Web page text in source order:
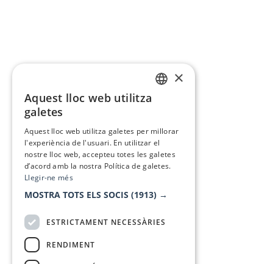
×
Aquest lloc web utilitza
galetes
Aquest lloc web utilitza galetes per millorar
l'experiència de l'usuari. En utilitzar el
nostre lloc web, accepteu totes les galetes
d’acord amb la nostra Política de galetes.
Llegir-ne més
MOSTRA TOTS ELS SOCIS (1913) →
ESTRICTAMENT NECESSÀRIES
RENDIMENT